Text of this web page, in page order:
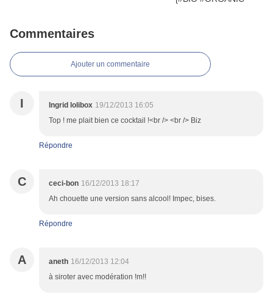
Commentaires
Ajouter un commentaire
I Ingrid lolibox 19/12/2013 16:05
Top ! me plait bien ce cocktail !<br /> <br /> Biz
Répondre
C ceci-bon 16/12/2013 18:17
Ah chouette une version sans alcool! Impec, bises.
Répondre
A aneth 16/12/2013 12:04
à siroter avec modération !m!!